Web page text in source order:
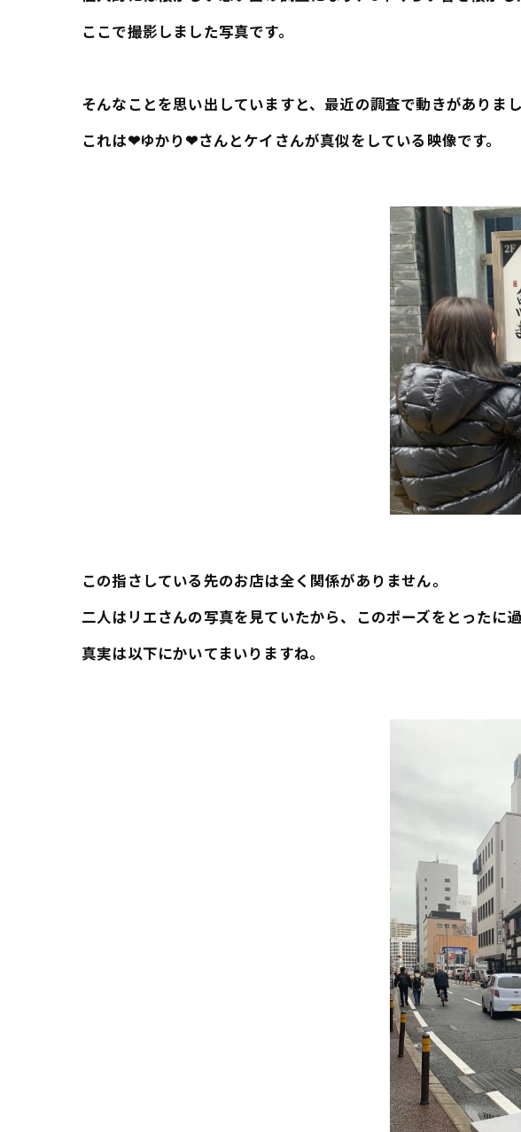
ここで撮影しました写真です。
そんなことを思い出していますと、最近の調査で動きがありまし
これは❤ゆかり❤さんとケイさんが真似をしている映像です。
この指さしている先のお店は全く関係がありません。
二人はリエさんの写真を見ていたから、このポーズをとったに
真実は以下にかいてまいりますね。